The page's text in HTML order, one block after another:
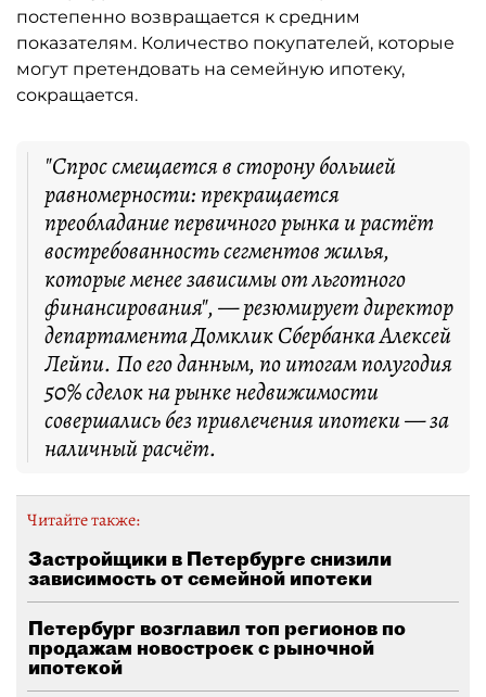
постепенно возвращается к средним
показателям. Количество покупателей, которые
могут претендовать на семейную ипотеку,
сокращается.
"Спрос смещается в сторону большей
равномерности: прекращается
преобладание первичного рынка и растёт
востребованность сегментов жилья,
которые менее зависимы от льготного
финансирования", — резюмирует директор
департамента Домклик Сбербанка Алексей
Лейпи. По его данным, по итогам полугодия
50% сделок на рынке недвижимости
совершались без привлечения ипотеки — за
наличный расчёт.
Читайте также:
Застройщики в Петербурге снизили
зависимость от семейной ипотеки
Петербург возглавил топ регионов по
продажам новостроек с рыночной
ипотекой